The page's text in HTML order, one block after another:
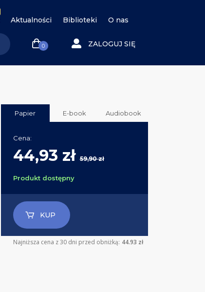
Aktualności Biblioteki O nas
0 ZALOGUJ SIĘ
Papier E-book Audiobook
Cena:
44,93 zł59,90 zł
Produkt dostępny
KUP
Najniższa cena z 30 dni przed obniżką: 44.93 zł